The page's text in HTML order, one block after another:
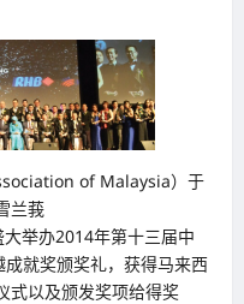
of Malaysia）于
兰莪
举办2014年第十三届中
成就奖颁奖礼，获得马来西
式以及颁发奖项给得奖